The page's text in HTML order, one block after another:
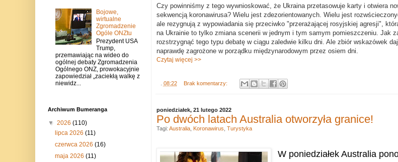
Czy powinniśmy z tego wywnioskować, że Ukraina przetasowuje karty i otwiera
sekwencją koronawirusa? Wielu jest zdezorientowanych. Wielu jest
ale rezygnują z wypowiadania się przeciwko "przerażającej rosyjskiej agresji",
na Ukrainie to tylko zmiana scenerii w jednym i tym samym pomieszczeniu. Jak
rozstrzygnąć tego typu debatę w ciągu zaledwie kilku dni. Ale zbiór wskazówek
naprawdę zagrożone w porządku międzynarodowym przez osiem dni.
Czytaj więcej >>
08:22 Brak komentarzy:
poniedziałek, 21 lutego 2022
Po dwóch latach Australia otworzyła granice!
W poniedziałek Australia
Tagi: Australia, Koronawirus Turystyka
Bojowe,
wirtualne
Zgromadzenie
Ogóle ONZtu
Prezydent USA
Trump,
przemawiając na wideo do
ogólnej debaty Zgromadzenia
Ogólnego ONZ, prowokacyjnie
zapowiedział „zaciekłą walkę z
niewidz...
Archiwum Bumeranga
▼ 2026 (110)
lipca 2026 (11)
czerwca 2026 (16)
maja 2026 (11)